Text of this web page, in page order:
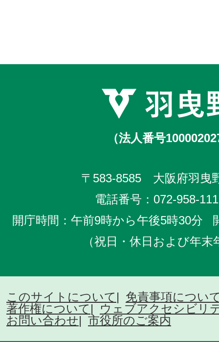
（法人番号
〒583-8585 大阪府羽曳
電話番号： 072-958-
開庁時間：午前9時から午後5時30分
（祝日・休日および年
このサイトについて
免責事項につい
著作権について
ウェブアクセシビリ
お問い合わせ
市役所のご案内